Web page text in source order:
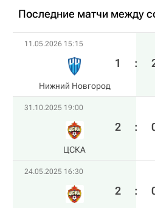
Последние матчи между
11.05.2026 15:15
Нижний Новгород
1 :
31.10.2025 19:00
ЦСКА
2 :
24.05.2025 16:30
2 :